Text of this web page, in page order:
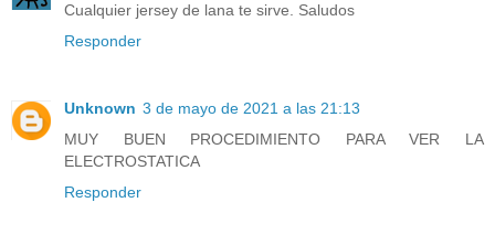
Cualquier jersey de lana te sirve. Saludos
Responder
Unknown 3 de mayo de 2021 a las 21:13
MUY BUEN PROCEDIMIENTO PARA VER LA
ELECTROSTATICA
Responder